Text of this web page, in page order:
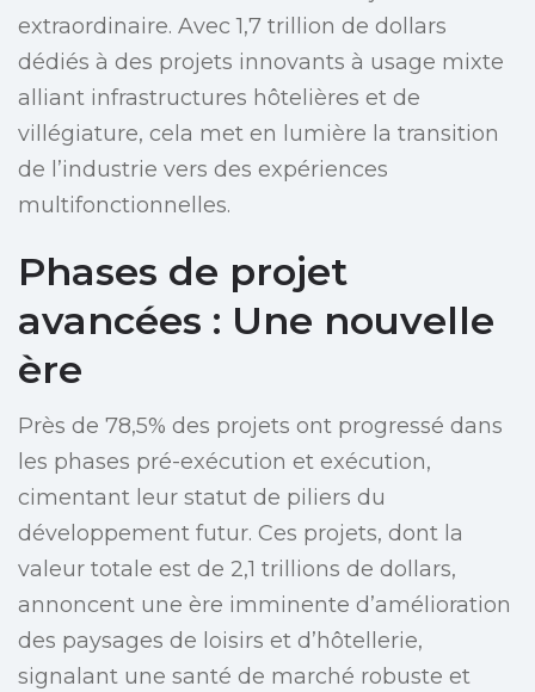
extraordinaire. Avec 1,7 trillion de dollars
dédiés à des projets innovants à usage mixte
alliant infrastructures hôtelières et de
villégiature, cela met en lumière la transition
de l’industrie vers des expériences
multifonctionnelles.
Phases de projet
avancées : Une nouvelle
ère
Près de 78,5% des projets ont progressé dans
les phases pré-exécution et exécution,
cimentant leur statut de piliers du
développement futur. Ces projets, dont la
valeur totale est de 2,1 trillions de dollars,
annoncent une ère imminente d’amélioration
des paysages de loisirs et d’hôtellerie,
signalant une santé de marché robuste et